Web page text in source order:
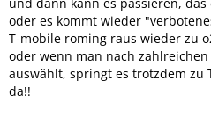
oder es kommt wieder
T-mobile roming raus wieder zu
oder wenn man nach
auswählt, springt es trotzdem zu
da!!